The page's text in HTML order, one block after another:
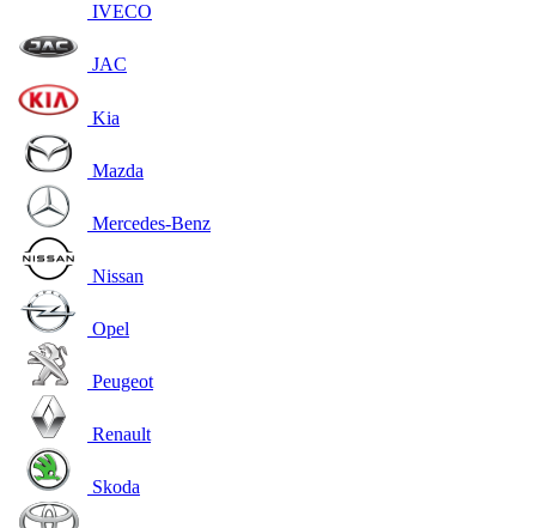
IVECO
JAC
Kia
Mazda
Mercedes-Benz
Nissan
Opel
Peugeot
Renault
Skoda